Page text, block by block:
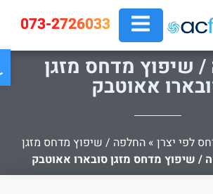
073-2726033
שיפוץ מדחס מזגן
אאוטבק
יצרן»החלפה / שיפוץ מדחס מזגן
מדחס מזגן סובארו אאוטבק